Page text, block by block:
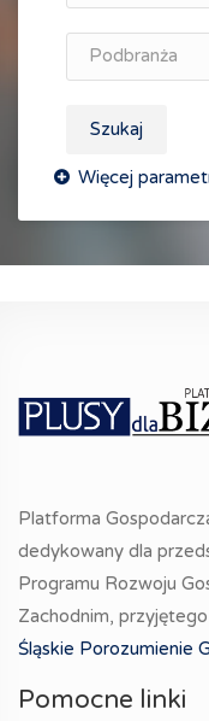
Podbranża
Szukaj
Platforma
dedykowany dla
Programu Rozwoju
Zachodnim,
Śląskie Porozumienie
Pomocne linki